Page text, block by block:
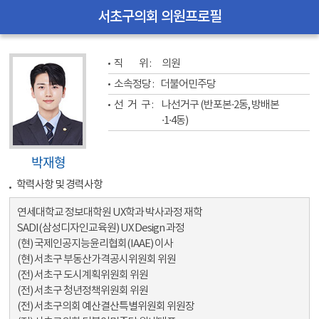
서초구의회 의원프로필
박재형
직           위 :
의원
소속정당 :
더불어민주당
선   거   구 :
나선거구 (반포본·2동, 방배본
·1·4동)
학력사항 및 경력사항
연세대학교 정보대학원 UX학과 박사과정 재학
SADI(삼성디자인교육원) UX Design 과정
(현) 국제인공지능윤리협회(IAAE) 이사
(현) 서초구 부동산가격공시위원회 위원
(전) 서초구 도시계획위원회 위원
(전) 서초구 청년정책위원회 위원
(전) 서초구의회 예산결산특별위원회 위원장